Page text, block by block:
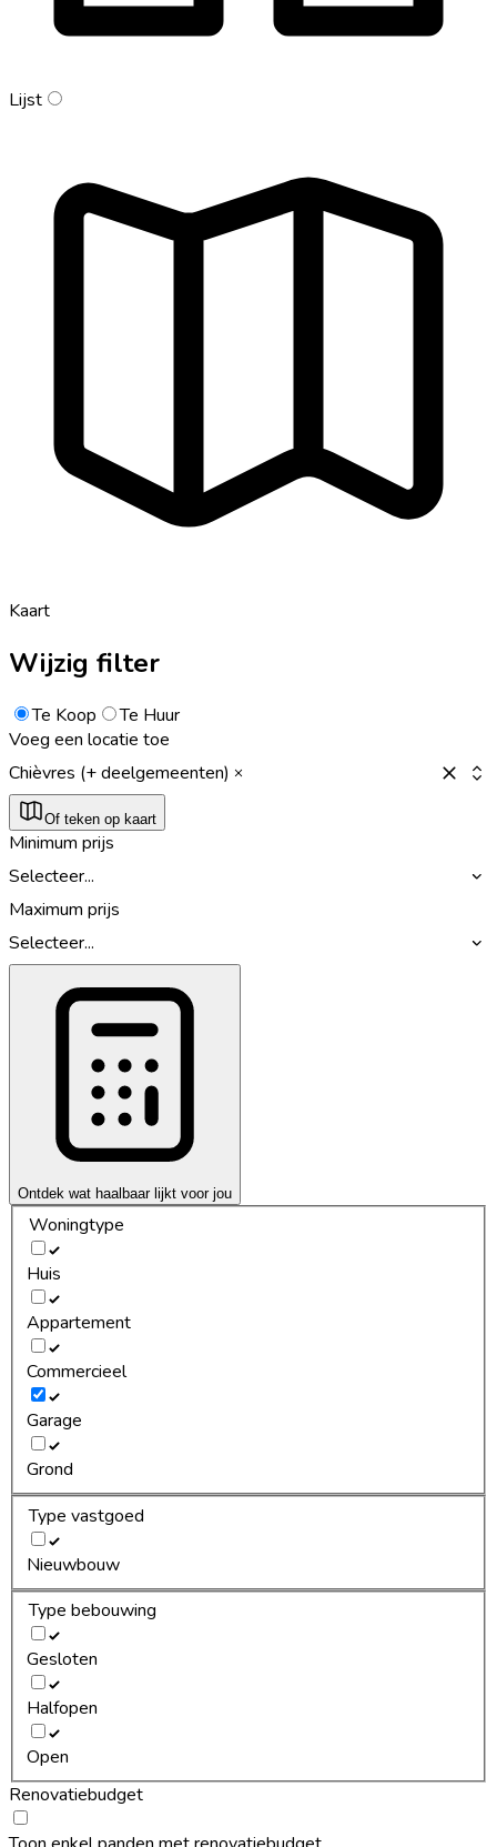
Lijst
Kaart
Wijzig filter
Te Koop
Te Huur
Voeg een locatie toe
Chièvres (+ deelgemeenten)
Of teken op kaart
Minimum prijs
Selecteer...
Maximum prijs
Selecteer...
Ontdek wat haalbaar lijkt voor jou
Woningtype
Huis
Appartement
Commercieel
Garage
Grond
Type vastgoed
Nieuwbouw
Type bebouwing
Gesloten
Halfopen
Open
Renovatiebudget